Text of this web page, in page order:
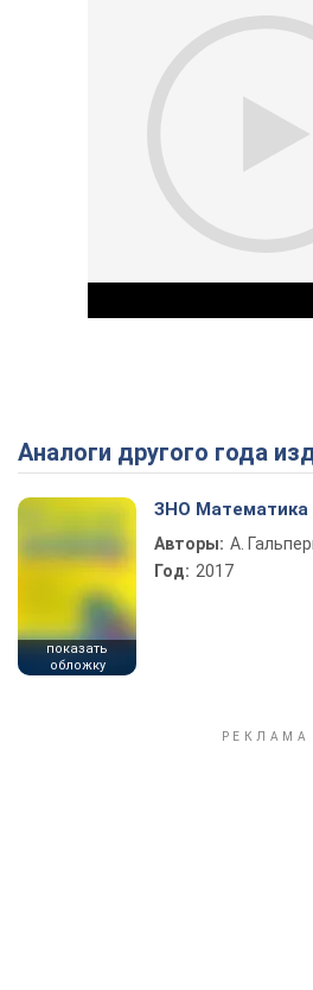
Аналоги другого года
показать
обложку
ЗНО Математика
Авторы: А.
Год: 2017